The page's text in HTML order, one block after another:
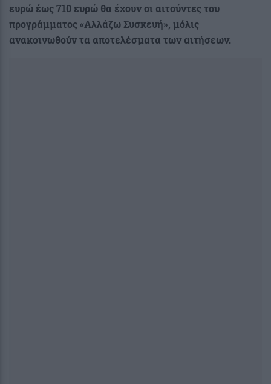
ευρώ έως 710 ευρώ θα έχουν οι αιτούντεςτου
προγράμματος «Αλλάζω Συσκευή», μόλις
ανακοινωθούν τα αποτελέσματα των αιτήσεων.